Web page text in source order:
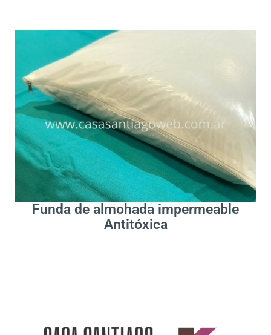
Leer Más
Funda de almohada impermeable
Antitóxica